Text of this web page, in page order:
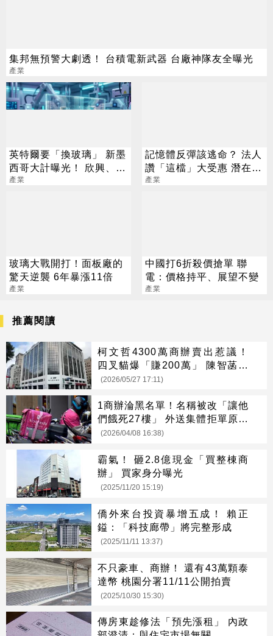
集邦無預警大劇透！ 台積電新武器 台廠神隊友全曝光
產業
英特爾要「換玻璃」 新墨
西哥大計曝光！ 欣興、宸
鴻已全面卡位
產業
記憶體反彈該逃命？ 法人
讚「這檔」大受惠 潛在漲
幅66%
產業
玻璃大戰開打！面板廠的
驚天逆襲 6年暴漲11倍
產業
中國打6折殺價搶單 聯
電：價格持平、展望不變
產業
推薦閱讀
柯文哲4300萬商辦賣出惹議！
四叉貓爆「賺200萬」 陳智菡回
應了
(2026/05/27 17:11)
1商辦淪黑名單！名稱被改「讓他
們餓死27樓」 外送集體拒單原因
曝
(2026/04/08 16:38)
霸氣！ 砸2.8億現金「買整棟商
辦」 買家身分曝光
(2025/11/20 15:19)
僑外來台投資暴增五成！ 賴正
鎰：「科技廊帶」將完整形成
(2025/11/11 13:37)
不只豪車、商辦！ 還有43萬顆泰
達幣 桃園分署11/11公開拍賣
(2025/10/30 15:30)
傳房東趁修法「預先漲租」 內政